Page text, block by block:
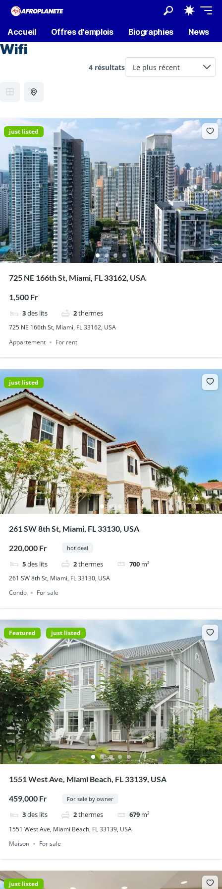
Accueil Offres d’emplois Biographies News
Wifi
4 résultats
just listed
725 NE 166th St, Miami, FL 33162, USA
1,500 Fr
3des lits 2thermes
725 NE 166th St, Miami, FL 33162, USA
Appartement
For rent
just listed
261 SW 8th St, Miami, FL 33130, USA
220,000 Fr hot deal
5des lits 2thermes 700 m²
261 SW 8th St, Miami, FL 33130, USA
Condo
For sale
Featured just listed
1551 West Ave, Miami Beach, FL 33139, USA
459,000 Fr For sale by owner
3des lits 2thermes 679 m²
1551 West Ave, Miami Beach, FL 33139, USA
Maison
For sale
just listed